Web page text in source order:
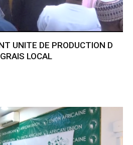
UNITE DE PRODUCTION D
LOCAL